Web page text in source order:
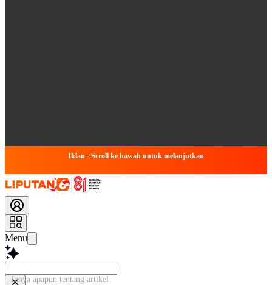
Iklan - Scroll ke bawah untuk melanjutkan
Menu
Tanya apapun tentang artikel ini...